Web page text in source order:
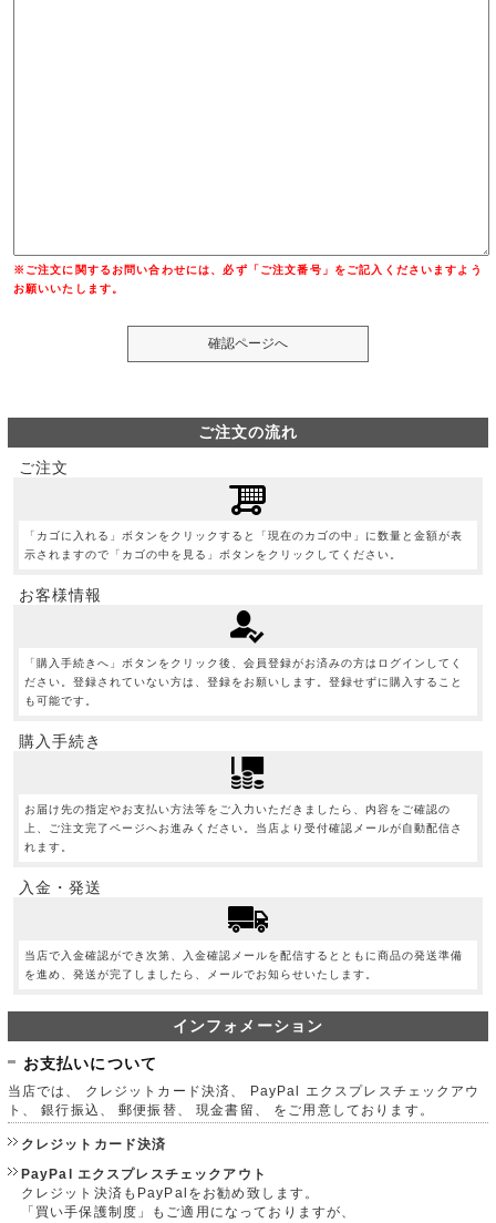
※ご注文に関するお問い合わせには、必ず「ご注文番号」をご記入くださいますよう
お願いいたします。
ご注文の流れ
ご注文
「カゴに入れる」ボタンをクリックすると「現在のカゴの中」に数量と金額が表
示されますので「カゴの中を見る」ボタンをクリックしてください。
お客様情報
「購入手続きへ」ボタンをクリック後、会員登録がお済みの方はログインしてく
ださい。登録されていない方は、登録をお願いします。登録せずに購入すること
も可能です。
購入手続き
お届け先の指定やお支払い方法等をご入力いただきましたら、内容をご確認の
上、ご注文完了ページへお進みください。当店より受付確認メールが自動配信さ
れます。
入金・発送
当店で入金確認ができ次第、入金確認メールを配信するとともに商品の発送準備
を進め、発送が完了しましたら、メールでお知らせいたします。
インフォメーション
お支払いについて
当店では、 クレジットカード決済、 PayPal エクスプレスチェックアウ
ト、 銀行振込、 郵便振替、 現金書留、 をご用意しております。
クレジットカード決済
PayPal エクスプレスチェックアウト
クレジット決済もPayPalをお勧め致します。
「買い手保護制度」もご適用になっておりますが、